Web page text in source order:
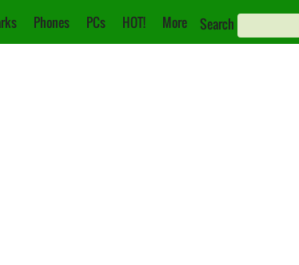
Phones PCs HOT! More Search